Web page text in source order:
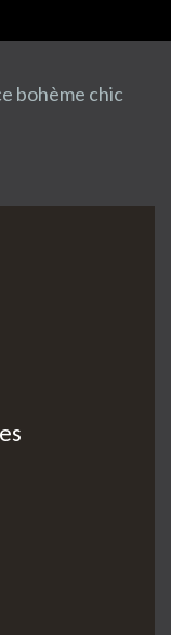
bohème chic